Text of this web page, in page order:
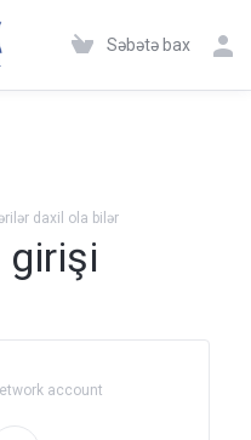
Səbətə bax
daxil ola bilər
girişi
account